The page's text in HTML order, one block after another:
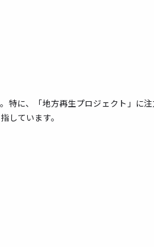
特に、「地方再生プロジェクト」に
しています。